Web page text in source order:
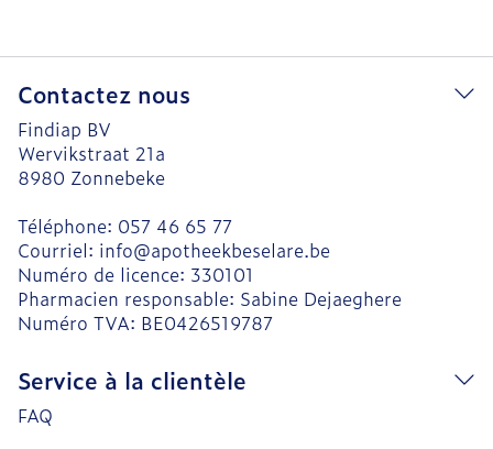
Contactez nous
Findiap BV
Wervikstraat 21a
8980 Zonnebeke
Téléphone: 057 46 65 77
Courriel: info@apotheekbeselare.be
Numéro de licence: 330101
Pharmacien responsable: Sabine Dejaeghere
Numéro TVA: BE0426519787
Service à la clientèle
FAQ